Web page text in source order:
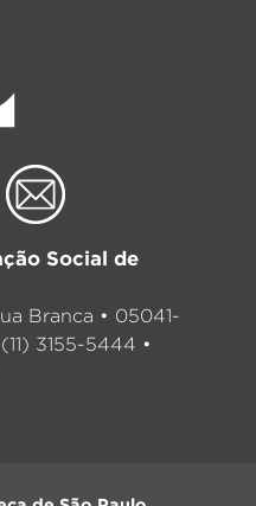
Social de
Branca • 05041-
3155-5444 •